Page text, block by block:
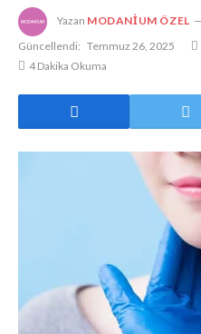
Yazan MODANIUM ÖZEL
Güncellendi: Temmuz 26, 2025
4 Dakika Okuma